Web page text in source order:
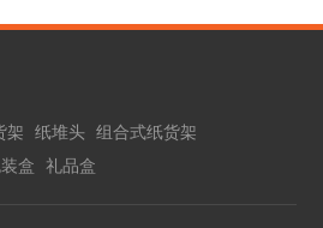
架 纸堆头 组合式纸货架
盒 礼品盒